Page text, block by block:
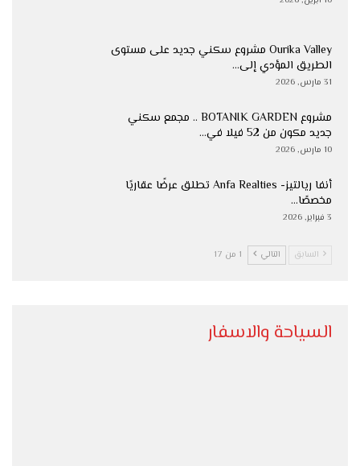
Ourika Valley مشروع سكني جديد على مستوى
الطريق المؤدي إلى…
31 مارس, 2026
مشروع BOTANIK GARDEN .. مجمع سكني
جديد مكون من 52 فيلا في…
10 مارس, 2026
أنفا ريالتيز- Anfa Realties تطلق عرضًا عقاريًا
مخصصًا…
3 فبراير, 2026
السابق التالي 1 من 17
السياحة والاسفار